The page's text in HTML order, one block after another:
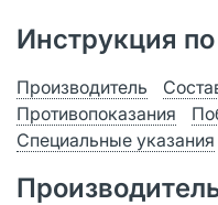
Инструкция
Производитель
Противопоказания
Специальные указания